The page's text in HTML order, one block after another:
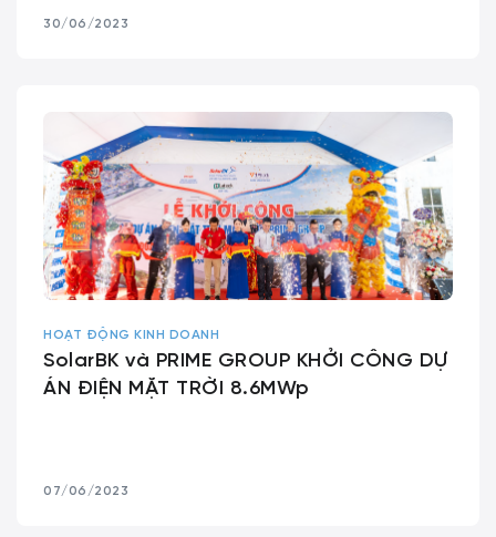
30/06/2023
HOẠT ĐỘNG KINH DOANH
SolarBK và PRIME GROUP KHỞI CÔNG DỰ
ÁN ĐIỆN MẶT TRỜI 8.6MWp
07/06/2023